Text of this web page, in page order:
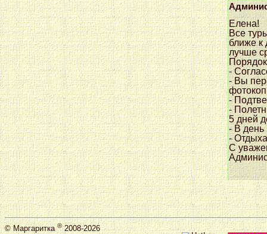
Елена!
Все
ближе к
лучше
-
- Вы
-
-
5 дней
- В день
-
С
©Маргаритка®2008-2026